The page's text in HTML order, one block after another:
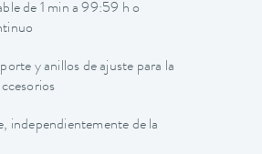
de 1 min a 99:59 h o
y anillos de ajuste para la
independientemente de la